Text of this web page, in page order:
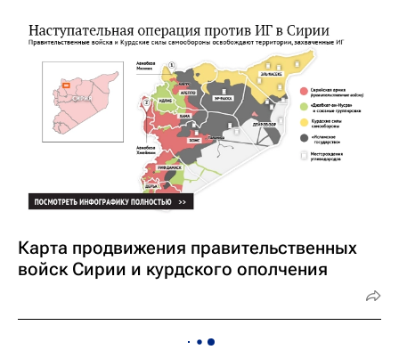
Карта продвижения правительственных
войск Сирии и курдского ополчения